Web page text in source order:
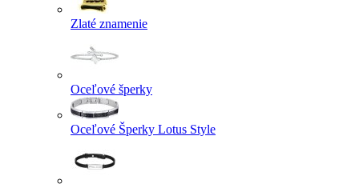
Zlaté znamenie
Oceľové šperky
Oceľové Šperky Lotus Style